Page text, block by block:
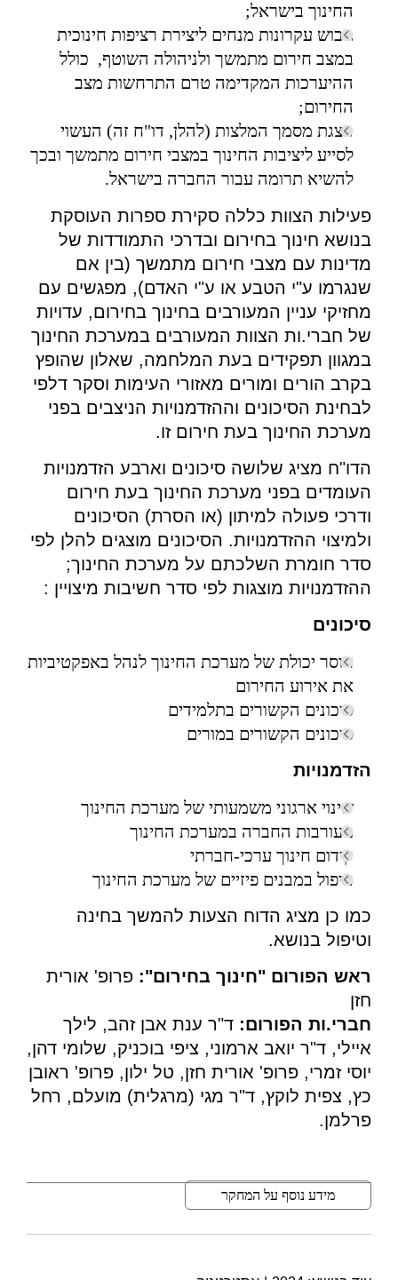
החינוך בישראל;
גיבוש עקרונות מנחים ליצירת רציפות חינוכית
במצב חירום מתמשך ולניהולה השוטף, כולל
ההיערכות המקדימה טרם התרחשות מצב
החירום;
הצגת מסמך המלצות (להלן, דו"ח זה) העשוי
לסייע ליציבות החינוך במצבי חירום מתמשך ובכך
להשיא תרומה עבור החברה בישראל.
פעילות הצוות כללה סקירת ספרות העוסקת
בנושא חינוך בחירום ובדרכי התמודדות של
מדינות עם מצבי חירום מתמשך (בין אם
שנגרמו ע"י הטבע או ע"י האדם), מפגשים עם
מחזיקי עניין המעורבים בחינוך בחירום, עדויות
של חברי.ות הצוות המעורבים במערכת החינוך
במגוון תפקידים בעת המלחמה, שאלון שהופץ
בקרב הורים ומורים מאזורי העימות וסקר דלפי
לבחינת הסיכונים וההזדמנויות הניצבים בפני
מערכת החינוך בעת חירום זו.
הדו"ח מציג שלושה סיכונים וארבע הזדמנויות
העומדים בפני מערכת החינוך בעת חירום
ודרכי פעולה למיתון (או הסרת) הסיכונים
ולמיצוי ההזדמנויות. הסיכונים מוצגים להלן לפי
סדר חומרת השלכתם על מערכת החינוך;
ההזדמנויות מוצגות לפי סדר חשיבות מיצויין :
סיכונים
חוסר יכולת של מערכת החינוך לנהל באפקטיביות
את אירוע החירום
סיכונים הקשורים בתלמידים
סיכונים הקשורים במורים
הזדמנויות
שינוי ארגוני משמעותי של מערכת החינוך
מעורבות החברה במערכת החינוך
קידום חינוך ערכי-חברתי
טיפול במבנים פיזיים של מערכת החינוך
כמו כן מציג הדוח הצעות להמשך בחינה
וטיפול בנושא.
ראש הפורום "חינוך בחירום": פרופ' אורית
חזן
חברי.ות הפורום: ד"ר ענת אבן זהב, לילך
איילי, ד"ר יואב ארמוני, ציפי בוכניק, שלומי דהן,
יוסי זמרי, פרופ' אורית חזן, טל ילון, פרופ' ראובן
כץ, צפית לוקץ, ד"ר מגי (מרגלית) מועלם, רחל
פרלמן.
מידע נוסף על המחקר